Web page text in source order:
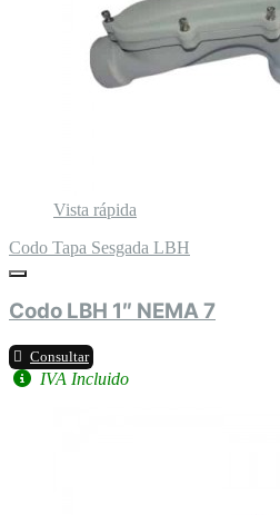
Vista rápida
Codo Tapa Sesgada LBH
Codo LBH 1″ NEMA 7
Consultar
IVA Incluido